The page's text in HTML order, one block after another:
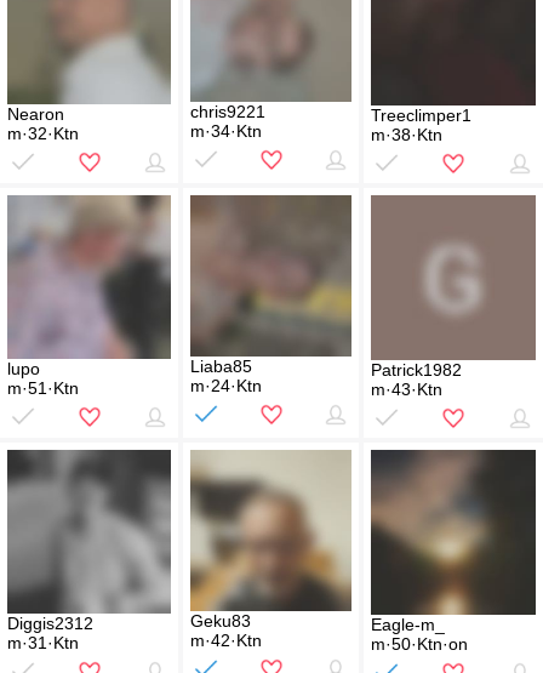
Nearon
m·32·Ktn
chris9221
m·34·Ktn
Treeclimper1
m·38·Ktn
lupo
m·51·Ktn
Liaba85
m·24·Ktn
Patrick1982
m·43·Ktn
Diggis2312
m·31·Ktn
Geku83
m·42·Ktn
Eagle-m_
m·50·Ktn·on